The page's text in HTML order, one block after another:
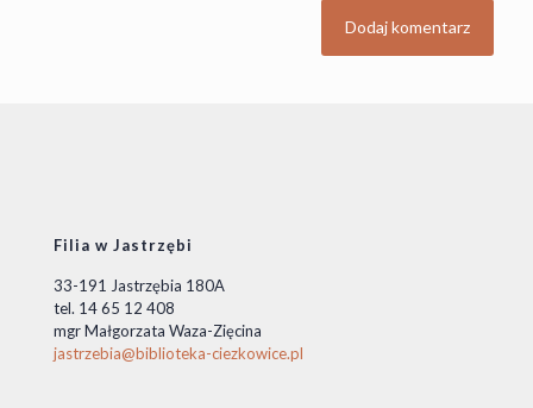
Filia w Jastrzębi
33-191 Jastrzębia 180A
tel. 14 65 12 408
mgr Małgorzata Waza-Zięcina
jastrzebia@biblioteka-ciezkowice.pl